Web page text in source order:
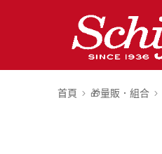
首頁 🎁量販．組合